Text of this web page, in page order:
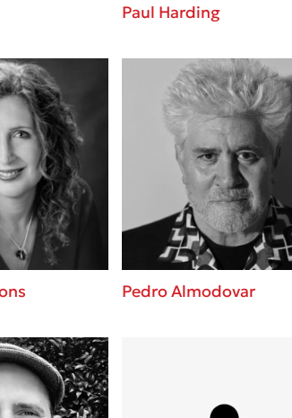
Paul Harding
Pedro Almodovar